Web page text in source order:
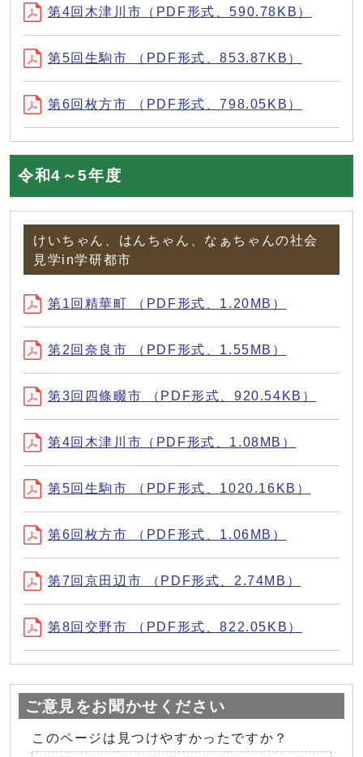
第4回木津川市（PDF形式、590.78KB）
第5回生駒市 （PDF形式、853.87KB）
第6回枚方市 （PDF形式、798.05KB）
令和4～5年度
けいちゃん、はんちゃん、なぁちゃんの社会
見学in学研都市
第1回精華町 （PDF形式、1.20MB）
第2回奈良市 （PDF形式、1.55MB）
第3回四條畷市 （PDF形式、920.54KB）
第4回木津川市（PDF形式、1.08MB）
第5回生駒市 （PDF形式、1020.16KB）
第6回枚方市 （PDF形式、1.06MB）
第7回京田辺市 （PDF形式、2.74MB）
第8回交野市 （PDF形式、822.05KB）
ご意見をお聞かせください
このページは見つけやすかったですか？